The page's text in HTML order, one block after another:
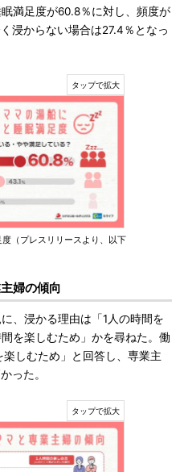
満足度が60.8％に対し、頻度が
浸からない場合は27.4％となっ
（プレスリリースより、以下
婦の傾向
、浸かる理由は「1人の時間を
を楽しむため」かを尋ねた。働
楽しむため」と回答し、専業主
った。